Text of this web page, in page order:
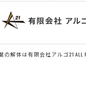
解体は有限会社アルゴ21 ALL